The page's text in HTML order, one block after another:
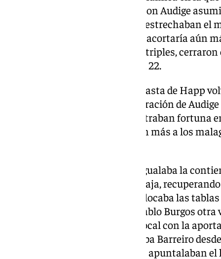
respondido por los burgaleses, con Audige
Dos triples de Webb III y Cobbs estrechaban el
tantos de Corbalán y Happ, que acortaría aún
Heidegger y Audige, con sendos triples,
primer acto con desventaja 27 a 22.
Un triple de Almazán y una canasta de Happ
los castellanos, aunque la inspiración de
los costasoleños (32-25). Encontraban fortuna
circunstancia que acercaría aún más a los
Un gran aro pasado de Audige igualaba la
el 2+1 al propio escolta del Unicaja,
Fisac. Otro triple de Webb III colocaba las
rápido el Recoletas Salud San Pablo Burgos
Ampliaba la ventaja el cuadro local con la
Fischer (44-39), racha que cortaba Barreiro
libres y las rápidas transiciones apuntalaban